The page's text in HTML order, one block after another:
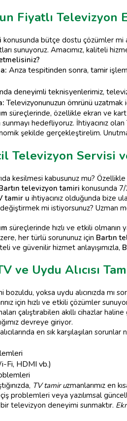
Fiyatlı Televizyon
konusunda bütçe dostu çözümler mi
sunuyoruz. Amacımız, kaliteli
Arıza tespitinden sonra, tamir
deneyimli teknisyenlerimiz,
Televizyonunuzun ömrünü
süreçlerinde, özellikle ekran ve
hedefliyoruz. İhtiyacınız olan
şekilde gerçekleştirelim.
Televizyon Servisi
kesilmesi kabusunuz mu?
televizyon tamiri konusunda 7/
tamir u ihtiyacınız olduğunda bize
mi istiyorsunuz? Uzman
süreçlerinde hızlı ve etkili olmanın
her türlü sorununuz için Bartın
ve güvenilir hizmet anlayışımızla,
ve Uydu Alıcısı
bozuldu, yoksa uydu alıcınızda mı
için hızlı ve etkili çözümler
çalıştırabilen akıllı cihazlar
devreye giriyor.
en sık karşılaşılan sorunlar
Fi, HDMI vb.)
TV tamir uzmanlarımız en
problemleri veya yazılımsal
bir televizyon deneyimi sunmaktır.